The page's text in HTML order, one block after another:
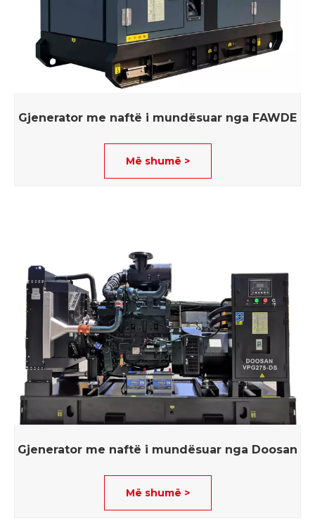
Gjenerator me naftë i mundësuar nga FAWDE
Më shumë >
Gjenerator me naftë i mundësuar nga Doosan
Më shumë >